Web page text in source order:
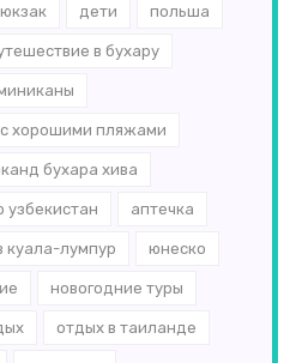
дети польша
в бухару
хорошими пляжами
бухара хива
узбекистан аптечка
куала-лумпур юнеско
новогодние туры
отдых в таиланде